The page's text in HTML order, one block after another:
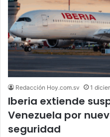
Redacción Hoy.com.sv 1
Iberia extiende
Venezuela por
seguridad